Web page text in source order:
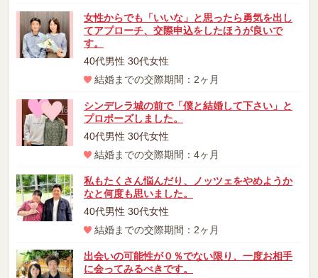
女性からでも「いいな」と思ったら勇気を出し
てアプローチ、交際申込をしたほうが良いで
す。
40代男性 30代女性
結婚までの交際期間：2ヶ月
シンデレラ城の前で「僕と結婚して下さい」と
プロポーズしました。
40代男性 30代女性
結婚までの交際期間：4ヶ月
私もたくさん悩んだり、ノッツェをやめようか
なと何度も思いました。
40代男性 30代女性
結婚までの交際期間：2ヶ月
出会いの可能性が０％でない限り、一度お相手
に会ってみるべきです。